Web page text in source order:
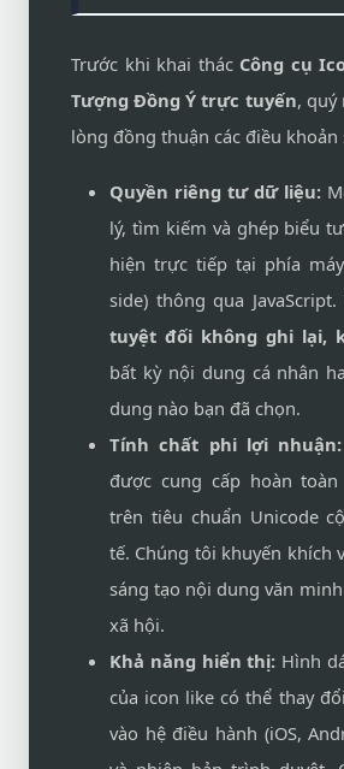
Trước khi khai thác Công cụ
Tượng Đồng Ý trực tuyến, quý
lòng đồng thuận các điều khoản
Quyền riêng tư dữ liệu:
lý, tìm kiếm và ghép biểu
hiện trực tiếp tại phía
side) thông qua
tuyệt đối không ghi lại,
bất kỳ nội dung cá nhân
dung nào bạn đã chọn.
Tính chất phi lợi nhuận:
được cung cấp hoàn
trên tiêu chuẩn Unicode
tế. Chúng tôi khuyến khích
sáng tạo nội dung văn
xã hội.
Khả năng hiển thị: Hình
của icon like có thể thay
vào hệ điều hành (iOS,